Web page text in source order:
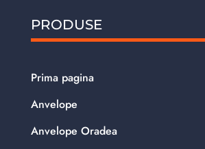
PRODUSE
Prima pagina
Anvelope
Anvelope Oradea